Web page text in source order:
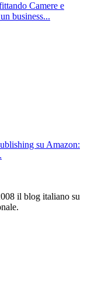
Camere e
business...
su Amazon:
il blog italiano su